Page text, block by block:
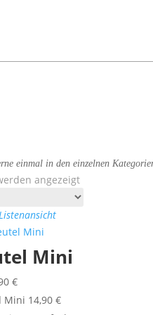
einmal in den einzelnen
angezeigt
Mini
€
Mini 14,90 €